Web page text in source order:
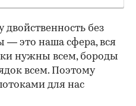
двойственность без
это наша сфера, вся
нужны всем, бороды
всем. Поэтому
для нас